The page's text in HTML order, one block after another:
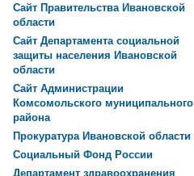
Сайт Правительства Ивановской
области
Сайт Департамента социальной
защиты населения Ивановской
области
Сайт Администрации
Комсомольского муниципального
района
Прокуратура Ивановской области
Социальный Фонд России
Департамент здравоохранения